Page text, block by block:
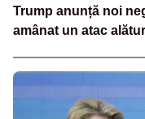
Trump anunță noi
amânat un atac